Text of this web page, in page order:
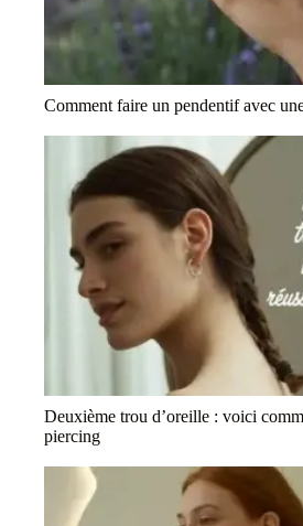
Comment faire un pendentif avec
Deuxième trou d’oreille : voici
piercing